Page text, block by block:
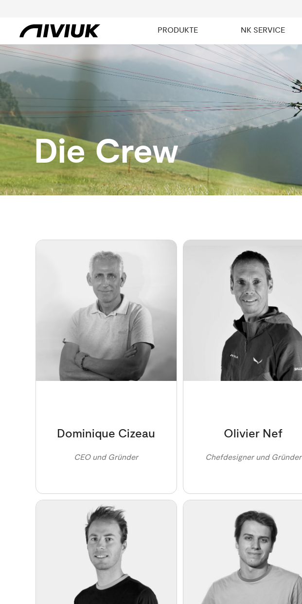
PRODUKTE NK SERVICE
Die Crew
Dominique Cizeau
CEO und Gründer
Olivier Nef
Chefdesigner und Gründer